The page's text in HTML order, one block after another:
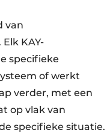
van
KAY-
specifieke
of werkt
verder, met een
op vlak van
specifieke situatie.